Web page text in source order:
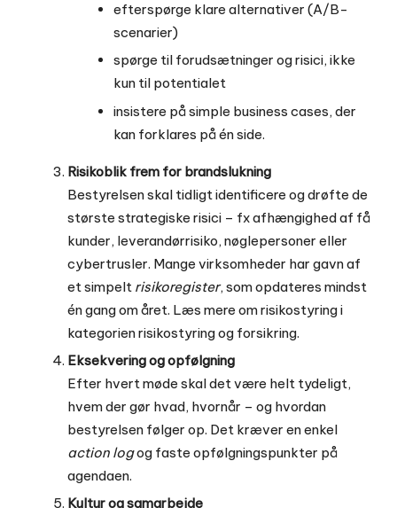
efterspørge klare alternativer (A/B-
scenarier)
spørge til forudsætninger og risici, ikke
kun til potentialet
insistere på simple business cases, der
kan forklares på én side.
Risikoblik frem for brandslukning
Bestyrelsen skal tidligt identificere og drøfte de
største strategiske risici – fx afhængighed af få
kunder, leverandørrisiko, nøglepersoner eller
cybertrusler. Mange virksomheder har gavn af
et simpelt risikoregister, som opdateres mindst
én gang om året. Læs mere om risikostyring i
kategorienrisikostyring og forsikring.
Eksekvering og opfølgning
Efter hvert møde skal det være helt tydeligt,
hvem der gør hvad, hvornår – og hvordan
bestyrelsen følger op. Det kræver en enkel
action logog faste opfølgningspunkter på
agendaen.
Kultur og samarbejde